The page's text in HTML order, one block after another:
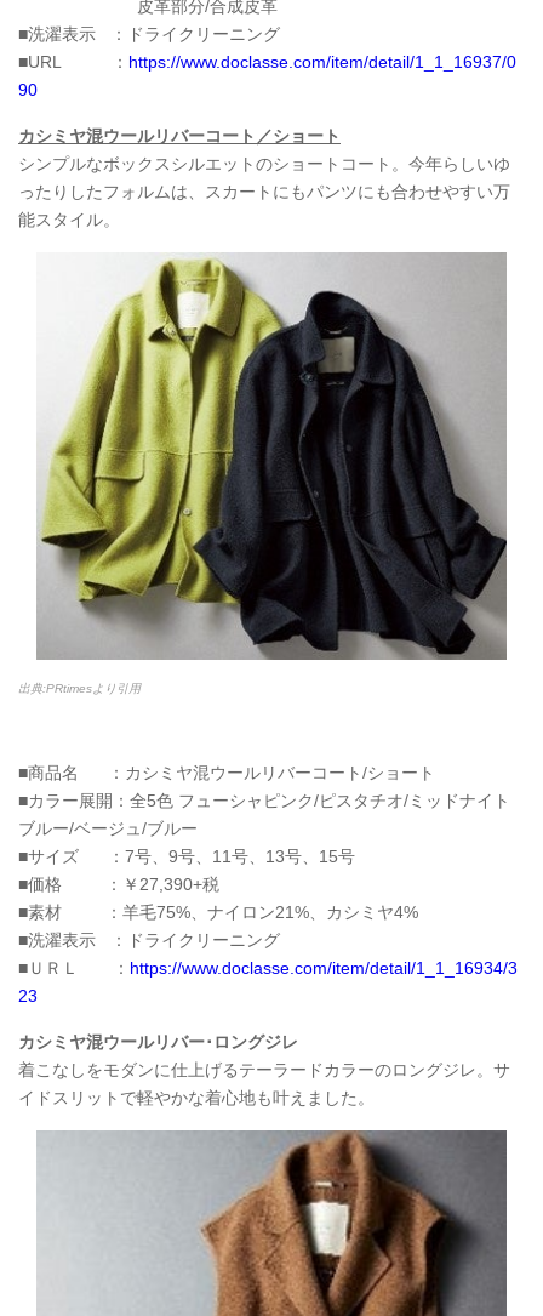
皮革部分/合成皮革
■洗濯表示 ：ドライクリーニング
■URL ： https://www.doclasse.com/item/detail/1_1_16937/0
90
カシミヤ混ウールリバーコート／ショート
シンプルなボックスシルエットのショートコート。今年らしいゆ
ったりしたフォルムは、スカートにもパンツにも合わせやすい万
能スタイル。
出典:PRtimesより引用
■商品名 ：カシミヤ混ウールリバーコート/ショート
■カラー展開：全5色 フューシャピンク/ピスタチオ/ミッドナイト
ブルー/ベージュ/ブルー
■サイズ ：7号、9号、11号、13号、15号
■価格 ：￥27,390+税
■素材 ：羊毛75%、ナイロン21%、カシミヤ4%
■洗濯表示 ：ドライクリーニング
■ＵＲＬ ： https://www.doclasse.com/item/detail/1_1_16934/3
23
カシミヤ混ウールリバー･ロングジレ
着こなしをモダンに仕上げるテーラードカラーのロングジレ。サ
イドスリットで軽やかな着心地も叶えました。